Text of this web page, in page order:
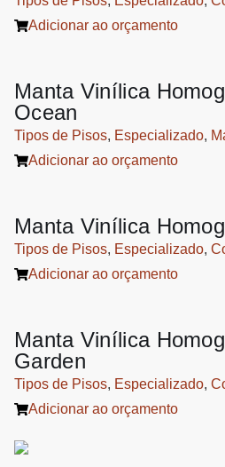
Adicionar ao orçamento
Manta Vinílica
Ocean
Tipos de Pisos, Especializado,
Adicionar ao orçamento
Manta Vinílica
Tipos de Pisos, Especializado,
Adicionar ao orçamento
Manta Vinílica
Garden
Tipos de Pisos, Especializado,
Adicionar ao orçamento